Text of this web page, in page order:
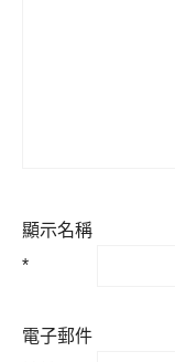
顯示名稱
*
電子郵件